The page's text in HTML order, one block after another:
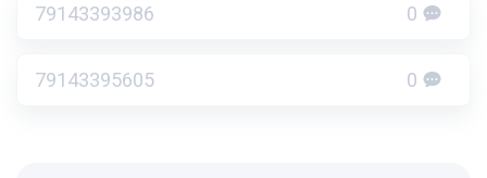
79143393986 0
79143395605 0